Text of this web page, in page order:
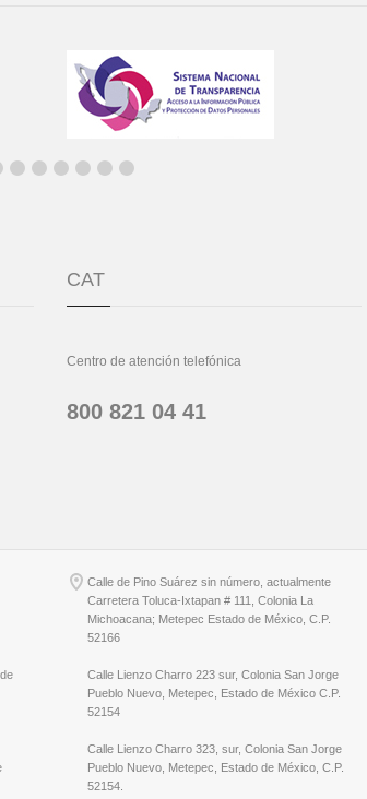
CAT
Centro de atención telefónica
800 821 04 41
Calle de Pino Suárez sin número, actualmente
Carretera Toluca-Ixtapan # 111, Colonia La
Michoacana; Metepec Estado de México, C.P.
52166
Calle Lienzo Charro 223 sur, Colonia San Jorge
Pueblo Nuevo, Metepec, Estado de México C.P.
52154
Calle Lienzo Charro 323, sur, Colonia San Jorge
Pueblo Nuevo, Metepec, Estado de México, C.P.
52154.